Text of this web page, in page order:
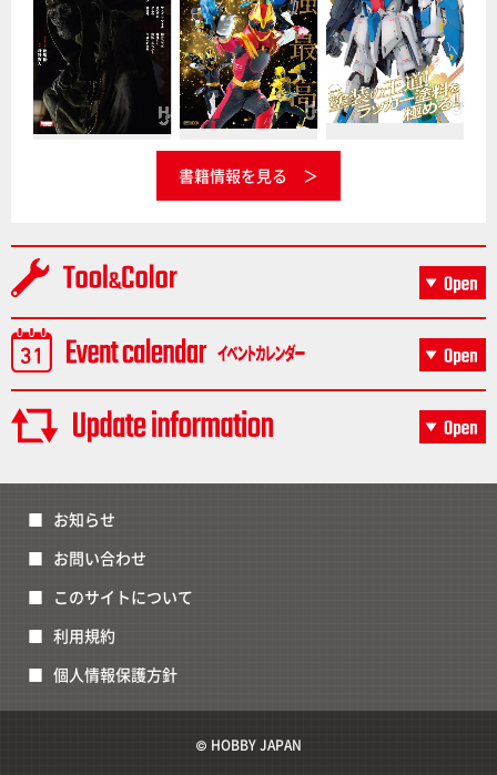
書籍情報を見る
お知らせ
お問い合わせ
このサイトについて
利用規約
個人情報保護方針
© HOBBY JAPAN